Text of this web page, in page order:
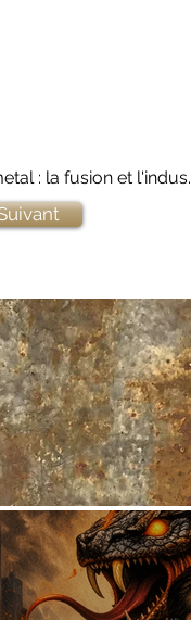
: la fusion et l'indus.